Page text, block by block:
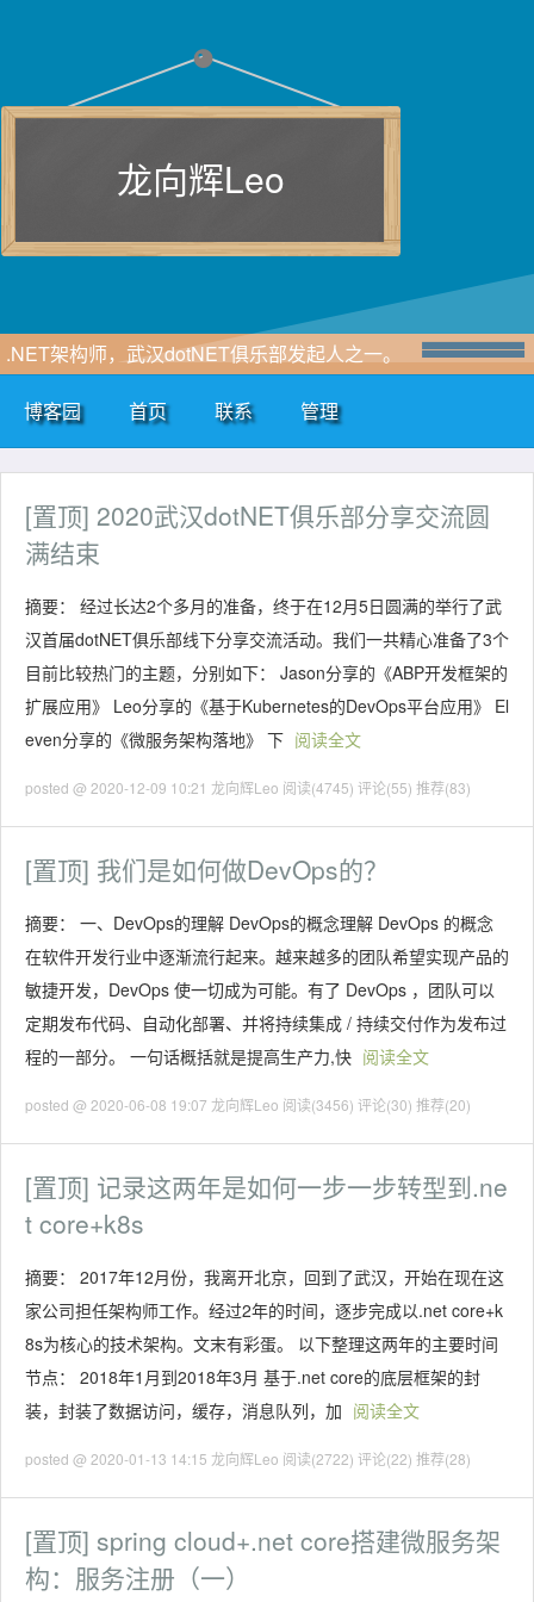
龙向辉Leo
.NET架构师，武汉dotNET俱乐部发起人之一。
博客园 首页 联系 管理
[置顶] 2020武汉dotNET俱乐部分享交流圆
满结束
摘要： 经过长达2个多月的准备，终于在12月5日圆满的举行了武
汉首届dotNET俱乐部线下分享交流活动。我们一共精心准备了3个
目前比较热门的主题，分别如下： Jason分享的《ABP开发框架的
扩展应用》 Leo分享的《基于Kubernetes的DevOps平台应用》 El
even分享的《微服务架构落地》 下 阅读全文
posted @ 2020-12-09 10:21 龙向辉Leo 阅读(4745) 评论(55) 推荐(83)
[置顶] 我们是如何做DevOps的？
摘要： 一、DevOps的理解 DevOps的概念理解 DevOps 的概念
在软件开发行业中逐渐流行起来。越来越多的团队希望实现产品的
敏捷开发，DevOps 使一切成为可能。有了 DevOps ，团队可以
定期发布代码、自动化部署、并将持续集成 / 持续交付作为发布过
程的一部分。 一句话概括就是提高生产力,快 阅读全文
posted @ 2020-06-08 19:07 龙向辉Leo 阅读(3456) 评论(30) 推荐(20)
[置顶] 记录这两年是如何一步一步转型到.ne
t core+k8s
摘要： 2017年12月份，我离开北京，回到了武汉，开始在现在这
家公司担任架构师工作。经过2年的时间，逐步完成以.net core+k
8s为核心的技术架构。文末有彩蛋。 以下整理这两年的主要时间
节点： 2018年1月到2018年3月 基于.net core的底层框架的封
装，封装了数据访问，缓存，消息队列，加 阅读全文
posted @ 2020-01-13 14:15 龙向辉Leo 阅读(2722) 评论(22) 推荐(28)
[置顶] spring cloud+.net core搭建微服务架
构：服务注册（一）